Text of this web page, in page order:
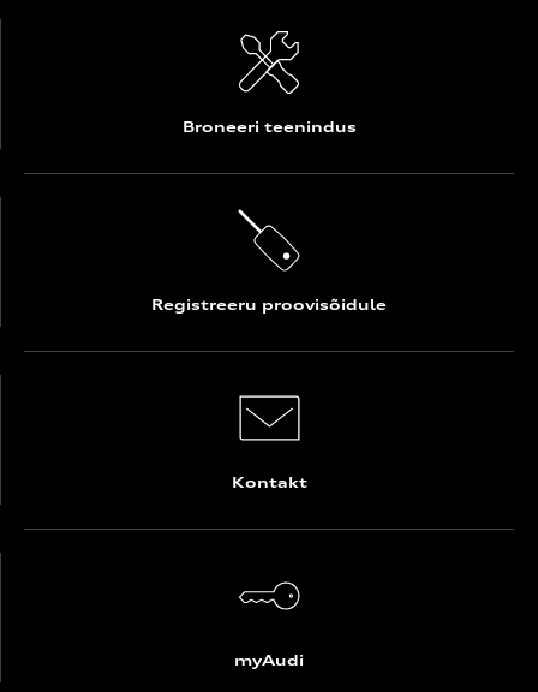
Broneeri teenindus
Registreeru proovisõidule
Kontakt
myAudi